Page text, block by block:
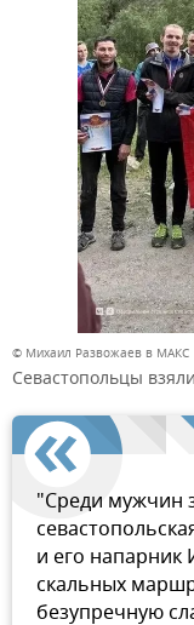
© Михаил Развожаев в МАКС
Севастопольцы
"Среди мужчин
и его
скальных
безупречную